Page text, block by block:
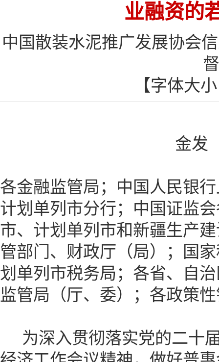
业融资的
中国散装水泥推广发展协会
【字体大
金发
各金融监管局；中国人民银
计划单列市分行；中国证监
市、计划单列市和新疆生产
管部门、财政厅（局）；国
划单列市税务局；各省、自
监管局（厅、委）；各政策
为深入贯彻落实党的二十